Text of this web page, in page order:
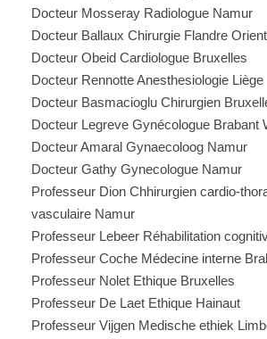
Docteur Mosseray Radiologue Namur
Docteur Ballaux Chirurgie Flandre
Docteur Obeid Cardiologue Bruxelles
Docteur Rennotte Anesthesiologie Liège
Docteur Basmacioglu Chirurgien
Docteur Legreve Gynécologue Brabant
Docteur Amaral Gynaecoloog Namur
Docteur Gathy Gynecologue Namur
Professeur Dion Chhirurgien cardio-
vasculaire Namur
Professeur Lebeer Réhabilitation
Professeur Coche Médecine interne
Professeur Nolet Ethique Bruxelles
Professeur De Laet Ethique Hainaut
Professeur Vijgen Medische ethiek